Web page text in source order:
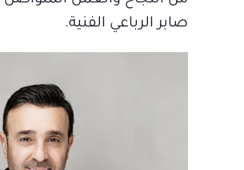
صابر الرباعي الفنية.